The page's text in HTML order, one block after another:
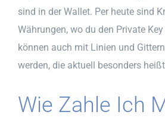
sind in der Wallet. Per heute sind
Währungen, wo du den Private
können auch mit Linien und
werden, die aktuell besonders
Wie Zahle Ich